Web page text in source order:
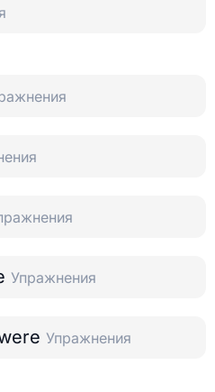
Упражнения
Упражнения